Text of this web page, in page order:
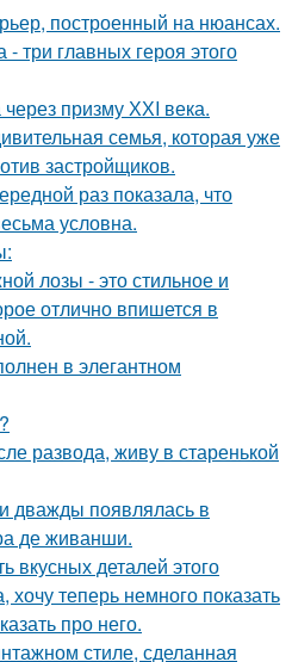
построенный на нюансах.
три главных героя этого
призму ХХI века.
семья, которая уже
застройщиков.
раз показала, что
условна.
лозы - это стильное и
отлично впишется в
в элегантном
развода, живу в старенькой
дважды появлялась в
де живанши.
вкусных деталей этого
хочу теперь немного показать
про него.
стиле, сделанная